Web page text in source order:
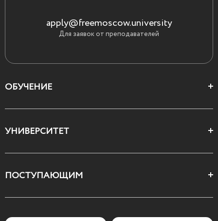
apply@freemoscow.university
Для заявок от преподавателей
ОБУЧЕНИЕ
Все курсы
УНИВЕРСИТЕТ
Декларация ценностей
ПОСТУПАЮЩИМ